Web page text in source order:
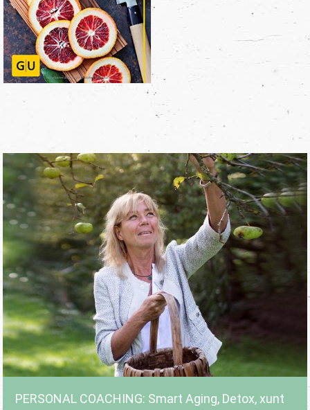
PERSONAL COACHING: Smart Aging, Detox, xunt